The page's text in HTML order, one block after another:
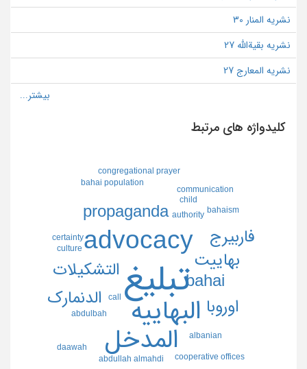
نشریه المنار 30
نشریه بقیةالله 27
نشریه المعارج 27
کلیدواژه های مرتبط
تبليغ
advocacy
البهاييه
المدخل
bahai
propaganda
التشكيلات
الدنمارك
اوروبا
بهاييت
فاربيرج
abdulbah
abdullah almahdi
albanian
authority
bahai population
bahaism
call
certainty
child
communication
congregational prayer
cooperative offices
culture
daawah